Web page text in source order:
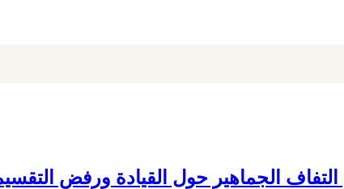
الجماهير حول القيادة ورفض